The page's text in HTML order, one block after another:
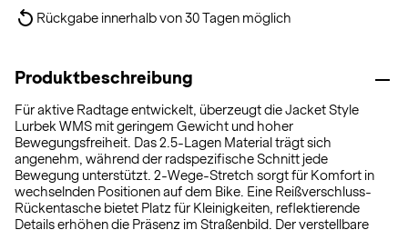
Rückgabe innerhalb von 30 Tagen möglich
Produktbeschreibung
Für aktive Radtage entwickelt, überzeugt die Jacket Style
Lurbek WMS mit geringem Gewicht und hoher
Bewegungsfreiheit. Das 2.5-Lagen Material trägt sich
angenehm, während der radspezifische Schnitt jede
Bewegung unterstützt. 2-Wege-Stretch sorgt für Komfort in
wechselnden Positionen auf dem Bike. Eine Reißverschluss-
Rückentasche bietet Platz für Kleinigkeiten, reflektierende
Details erhöhen die Präsenz im Straßenbild. Der verstellbare